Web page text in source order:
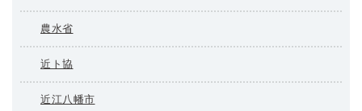
農水省
近ト協
近江八幡市